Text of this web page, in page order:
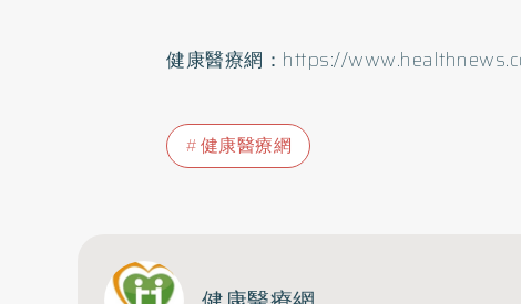
健康醫療網：https://
健康醫療網